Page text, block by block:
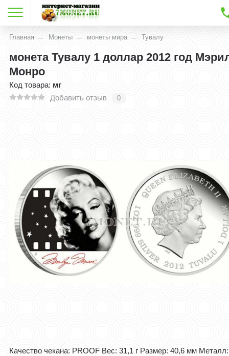
Главная Монеты монеты мира Тувалу
монета Тувалу 1 доллар 2012 год
Монро
Код товара: мг
Добавить отзыв
0
Качество чекана: PROOF Вес: 31,1 г Размер: 40,6 мм